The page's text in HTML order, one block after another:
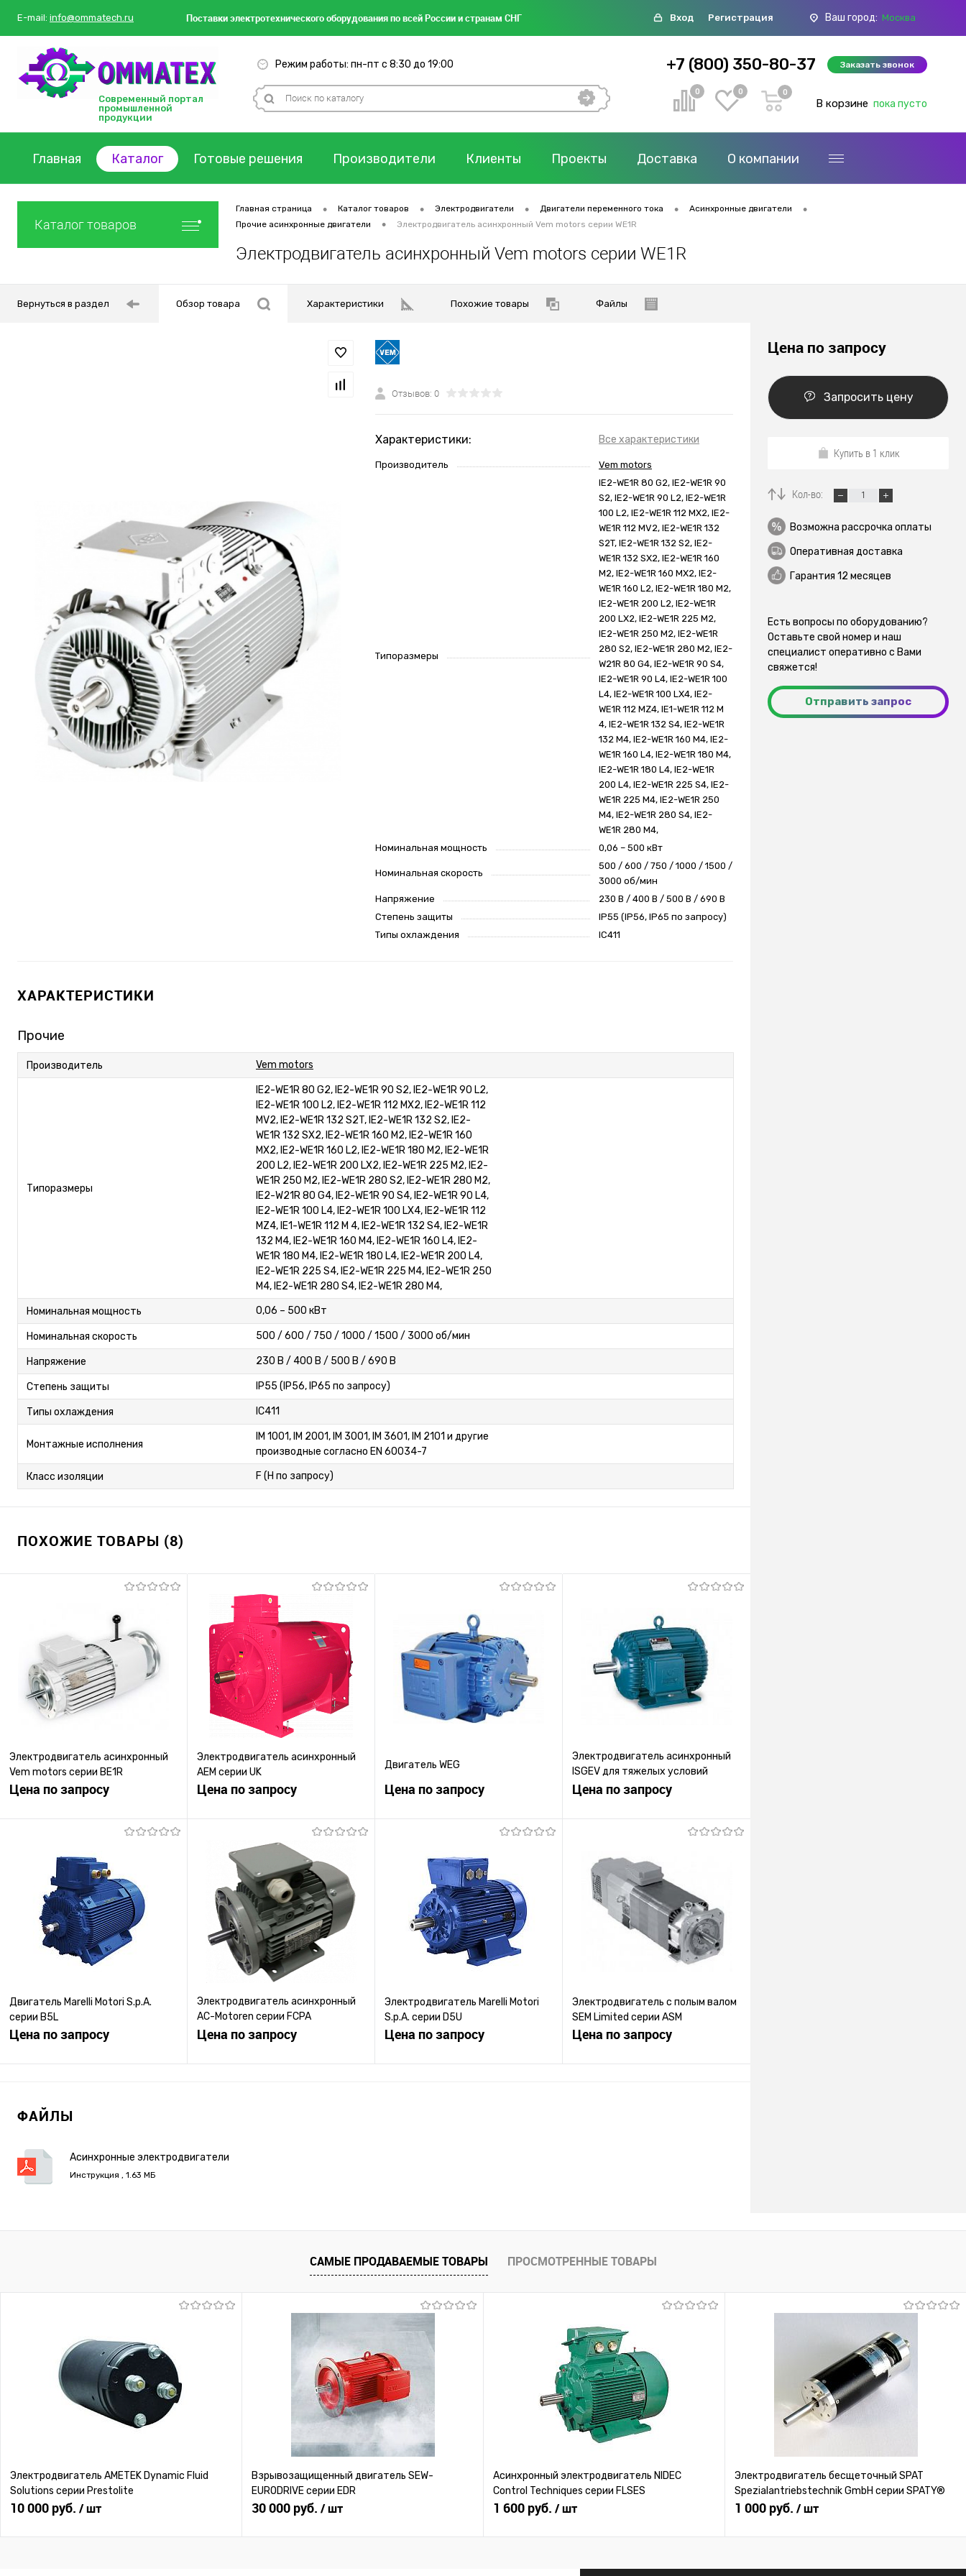
E-mail: info@ommatech.ru Поставкиэлектротехнического оборудования по всей России и странам СНГ Вход Регистрация Ваш город: Москва
Современный портал
промышленной
продукции
Режим работы: пн-пт с 8:30 до 19:00 +7 (800) 350-80-37 Заказать звонок
0 0 0
В корзине пока пусто
Главная Каталог Готовые решения Производители Клиенты Проекты Доставка О компании
Каталог товаров
Главная страница • Каталог товаров • Электродвигатели • Двигатели переменного тока • Асинхронные двигатели •
Прочие асинхронные двигатели • Электродвигатель асинхронный Vem motors серии WE1R
Электродвигатель асинхронный Vem motors серии WE1R
Вернуться в раздел Обзор товара Характеристики Похожие товары Файлы
Отзывов: 0
Характеристики: Все характеристики
Производитель Vem motors
Типоразмеры
IE2-WE1R 80 G2, IE2-WE1R 90
S2, IE2-WE1R 90 L2, IE2-WE1R
100 L2, IE2-WE1R 112 MX2, IE2-
WE1R 112 MV2, IE2-WE1R 132
S2T, IE2-WE1R 132 S2, IE2-
WE1R 132 SX2, IE2-WE1R 160
M2, IE2-WE1R 160 MX2, IE2-
WE1R 160 L2, IE2-WE1R 180 M2,
IE2-WE1R 200 L2, IE2-WE1R
200 LX2, IE2-WE1R 225 M2,
IE2-WE1R 250 M2, IE2-WE1R
280 S2, IE2-WE1R 280 M2, IE2-
W21R 80 G4, IE2-WE1R 90 S4,
IE2-WE1R 90 L4, IE2-WE1R 100
L4, IE2-WE1R 100 LX4, IE2-
WE1R 112 MZ4, IE1-WE1R 112 M
4, IE2-WE1R 132 S4, IE2-WE1R
132 M4, IE2-WE1R 160 M4, IE2-
WE1R 160 L4, IE2-WE1R 180 M4,
IE2-WE1R 180 L4, IE2-WE1R
200 L4, IE2-WE1R 225 S4, IE2-
WE1R 225 M4, IE2-WE1R 250
M4, IE2-WE1R 280 S4, IE2-
WE1R 280 M4,
Номинальная мощность
0,06 – 500 кВт
Номинальная скорость
500 / 600 / 750 / 1000 / 1500 /
3000 об/мин
Напряжение
230 В / 400 В / 500 В / 690 В
Степень защиты
IP55 (IP56, IP65 по запросу)
Типы охлаждения
IC411
ХАРАКТЕРИСТИКИ
Прочие
Производитель Vem motors
Типоразмеры
IE2-WE1R 80 G2, IE2-WE1R 90 S2, IE2-WE1R 90 L2,
IE2-WE1R 100 L2, IE2-WE1R 112 MX2, IE2-WE1R 112
MV2, IE2-WE1R 132 S2T, IE2-WE1R 132 S2, IE2-
WE1R 132 SX2, IE2-WE1R 160 M2, IE2-WE1R 160
MX2, IE2-WE1R 160 L2, IE2-WE1R 180 M2, IE2-WE1R
200 L2, IE2-WE1R 200 LX2, IE2-WE1R 225 M2, IE2-
WE1R 250 M2, IE2-WE1R 280 S2, IE2-WE1R 280 M2,
IE2-W21R 80 G4, IE2-WE1R 90 S4, IE2-WE1R 90 L4,
IE2-WE1R 100 L4, IE2-WE1R 100 LX4, IE2-WE1R 112
MZ4, IE1-WE1R 112 M 4, IE2-WE1R 132 S4, IE2-WE1R
132 M4, IE2-WE1R 160 M4, IE2-WE1R 160 L4, IE2-
WE1R 180 M4, IE2-WE1R 180 L4, IE2-WE1R 200 L4,
IE2-WE1R 225 S4, IE2-WE1R 225 M4, IE2-WE1R 250
M4, IE2-WE1R 280 S4, IE2-WE1R 280 M4,
Номинальная мощность 0,06 – 500 кВт
Номинальная скорость 500 / 600 / 750 / 1000 / 1500 / 3000 об/мин
Напряжение 230 В / 400 В / 500 В / 690 В
Степень защиты IP55 (IP56, IP65 по запросу)
Типы охлаждения IC411
Монтажные исполнения
IM 1001, IM 2001, IM 3001, IM 3601, IM 2101 и другие
производные согласно EN 60034-7
Класс изоляции F (H по запросу)
ПОХОЖИЕ ТОВАРЫ (8)
Электродвигатель асинхронный
Vem motors серии BE1R
Цена по запросу
Запросить цену
Купить в 1 клик
К сравнению
В избранное
Под заказ
Электродвигатель асинхронный
AEM серии UK
Цена по запросу
Запросить цену
Купить в 1 клик
К сравнению
В избранное
Под заказ
Двигатель WEG
Цена по запросу
Запросить цену
Купить в 1 клик
К сравнению
В избранное
Под заказ
Электродвигатель асинхронный
ISGEV для тяжелых условий
применения
Цена по запросу
Запросить цену
Купить в 1 клик
В избранное
Под заказ
Двигатель Marelli Motori S.p.A.
серии B5L
Цена по запросу
Купить в 1 клик
В избранное
Электродвигатель асинхронный
AC-Motoren серии FCPA
PROGRESSIV (IE2)
Цена по запросу
Электродвигатель Marelli Motori
S.p.A. серии D5U
Цена по запросу
Электродвигатель с полым валом
SEM Limited серии ASM
Цена по запросу
ФАЙЛЫ
Асинхронные электродвигатели
серии WE1R.pdf
Инструкция , 1.63 МБ
Цена по запросу
Запросить цену
Купить в 1 клик
Кол-во:
Возможна рассрочка оплаты
Оперативная доставка
Гарантия 12 месяцев
Есть вопросы по оборудованию?
Оставьте свой номер и наш
специалист оперативно с Вами
свяжется!
Отправить запрос
САМЫЕ ПРОДАВАЕМЫЕ ТОВАРЫ ПРОСМОТРЕННЫЕ ТОВАРЫ
Электродвигатель AMETEK Dynamic Fluid
Solutions серии Prestolite
10 000 руб. / шт
Взрывозащищенный двигатель SEW-
EURODRIVE серии EDR
30 000 руб. / шт
Асинхронный электродвигатель NIDEC
Control Techniques серии FLSES
1 600 руб. / шт
Электродвигатель бесщеточный SPAT
Spezialantriebstechnik GmbH серии SPATY®
1 000 руб. / шт